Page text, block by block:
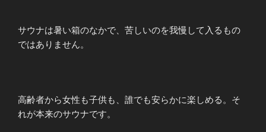
サウナは暑い箱のなかで、苦しいのを我慢して入るもの
ではありません。
高齢者から女性も子供も、誰でも安らかに楽しめる。そ
れが本来のサウナです。